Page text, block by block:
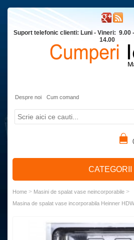
Suport telefonic clienti: Luni - Vineri: 9.00
14.00
Despre noi Cum comand
CATEGORII
Home > Masini de spalat vase neincorporabile >
Masina de spalat vase incorporabila Heinner